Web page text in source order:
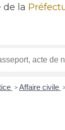
de la
> Affaire civile